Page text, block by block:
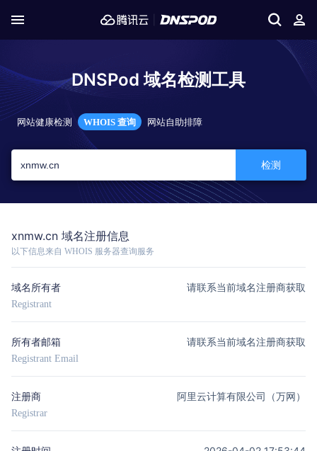
DNSPod 域名检测工具
网站健康检测 WHOIS 查询 网站自助排障
检测
xnmw.cn 域名注册信息
以下信息来自 WHOIS 服务器查询服务
域名所有者
Registrant
请联系当前域名注册商获取
所有者邮箱
Registrant Email
请联系当前域名注册商获取
注册商
Registrar
阿里云计算有限公司（万网）